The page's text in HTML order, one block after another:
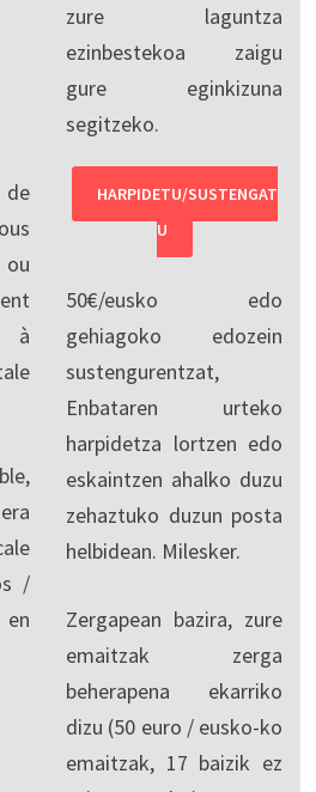
à
/
zure laguntza
ezinbestekoa zaigu
gure eginkizuna
segitzeko.
HARPIDETU/SUSTENGAT
U
50€/eusko edo
gehiagoko edozein
sustengurentzat,
Enbataren urteko
harpidetza lortzen edo
eskaintzen ahalko duzu
zehaztuko duzun posta
helbidean. Milesker.
Zergapean bazira, zure
emaitzak zerga
beherapena ekarriko
dizu (50 euro / eusko-ko
emaitzak, 17 baizik ez